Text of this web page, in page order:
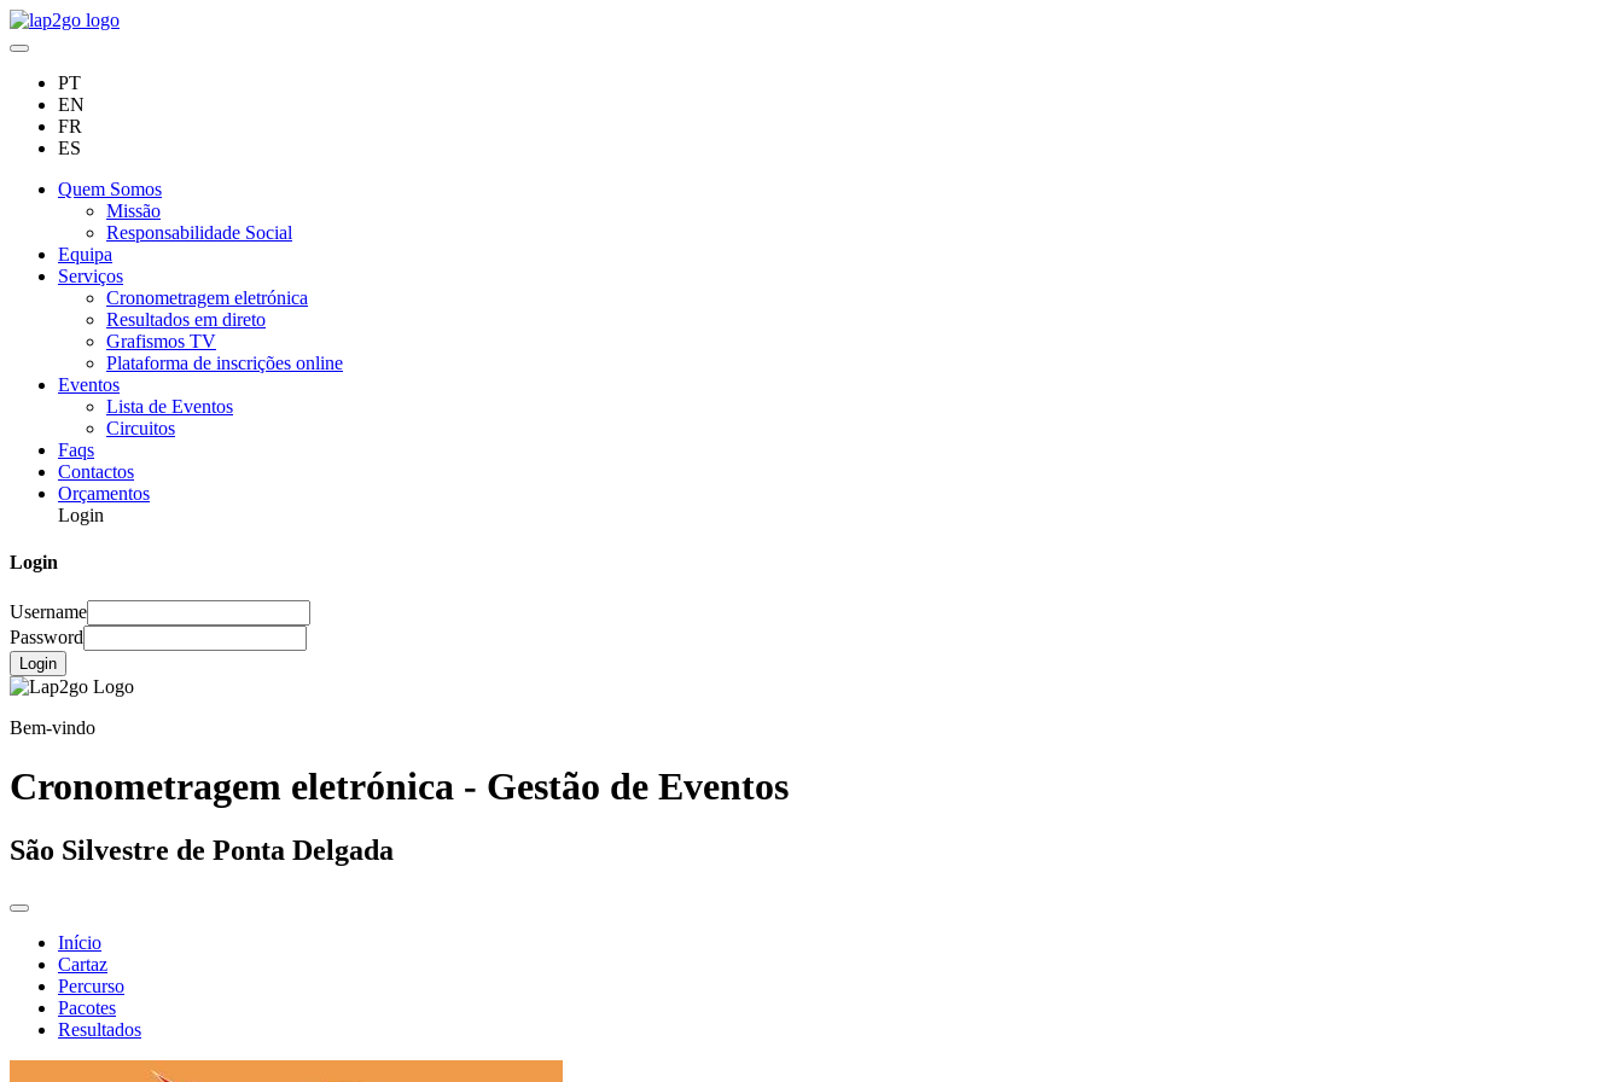
PT
EN
FR
ES
Quem Somos
Missão
Responsabilidade Social
Equipa
Serviços
Cronometragem eletrónica
Resultados em direto
Grafismos TV
Plataforma de inscrições online
Eventos
Lista de Eventos
Circuitos
Faqs
Contactos
Orçamentos
Login
Login
Username
Password
Login
Bem-vindo
Cronometragem eletrónica - Gestão de Eventos
São Silvestre de Ponta Delgada
Início
Cartaz
Percurso
Pacotes
Resultados